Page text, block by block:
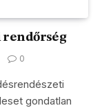
rendőrség
0
gondatlan